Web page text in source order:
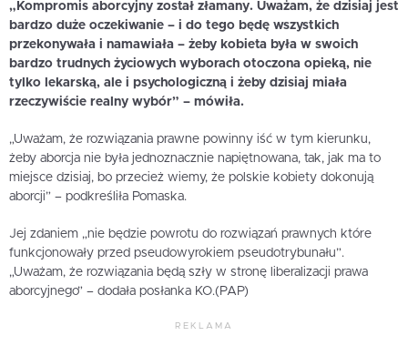
„Kompromis aborcyjny został złamany. Uważam, że dzisiaj jest
bardzo duże oczekiwanie – i do tego będę wszystkich
przekonywała i namawiała – żeby kobieta była w swoich
bardzo trudnych życiowych wyborach otoczona opieką, nie
tylko lekarską, ale i psychologiczną i żeby dzisiaj miała
rzeczywiście realny wybór” – mówiła.
„Uważam, że rozwiązania prawne powinny iść w tym kierunku,
żeby aborcja nie była jednoznacznie napiętnowana, tak, jak ma to
miejsce dzisiaj, bo przecież wiemy, że polskie kobiety dokonują
aborcji” – podkreśliła Pomaska.
Jej zdaniem „nie będzie powrotu do rozwiązań prawnych które
funkcjonowały przed pseudowyrokiem pseudotrybunału”.
„Uważam, że rozwiązania będą szły w stronę liberalizacji prawa
aborcyjnego” – dodała posłanka KO.(PAP)
REKLAMA